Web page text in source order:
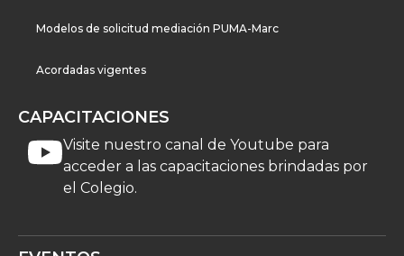
Modelos de solicitud mediación PUMA-Marc
Acordadas vigentes
CAPACITACIONES
Visite nuestro canal de Youtube para
acceder a las capacitaciones brindadas por
el Colegio.